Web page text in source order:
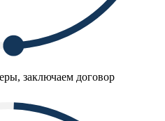
заключаем договор